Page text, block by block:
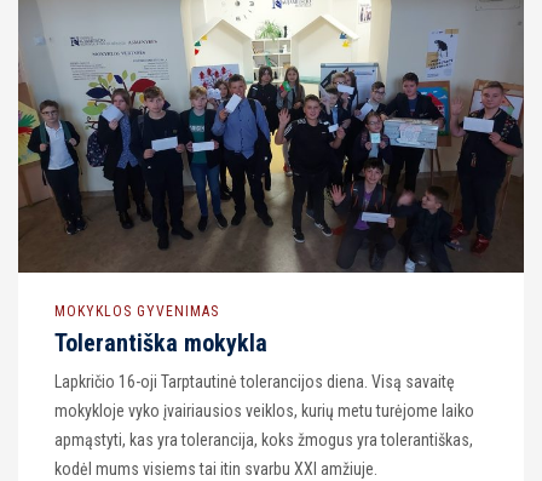
MOKYKLOS GYVENIMAS
Tolerantiška mokykla
Lapkričio 16-oji Tarptautinė tolerancijos diena. Visą savaitę
mokykloje vyko įvairiausios veiklos, kurių metu turėjome laiko
apmąstyti, kas yra tolerancija, koks žmogus yra tolerantiškas,
kodėl mums visiems tai itin svarbu XXI amžiuje.